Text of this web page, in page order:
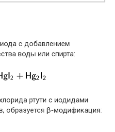
с добавлением
воды или спирта:
ртути с иодидами
образуется β-модификация: